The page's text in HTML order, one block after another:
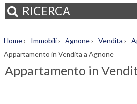
RICERCA
Home› Immobili› Agnone› Vendita ›
Appartamento in Vendita a Agnone
Appartamento in